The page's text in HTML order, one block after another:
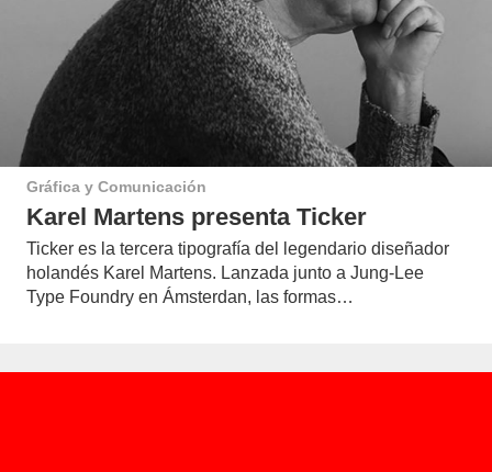
Gráfica y Comunicación
Karel Martens presenta Ticker
Ticker es la tercera tipografía del legendario diseñador
holandés Karel Martens. Lanzada junto a Jung-Lee
Type Foundry en Ámsterdan, las formas…